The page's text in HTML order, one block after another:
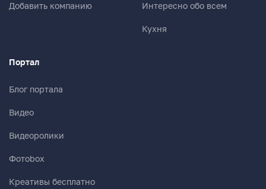
Добавить компанию Интересно обо всем
Кухня
Портал
Блог портала
Видео
Видеоролики
Фотоbox
Креативы бесплатно